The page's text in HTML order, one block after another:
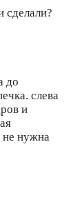
сделали?
до
слева
и
не нужна